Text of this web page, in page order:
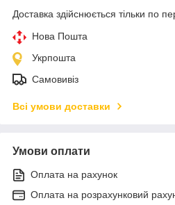
Доставка здійснюється тільки по
Нова Пошта
Укрпошта
Самовивіз
Всі умови доставки
Умови оплати
Оплата на рахунок
Оплата на розрахунковий